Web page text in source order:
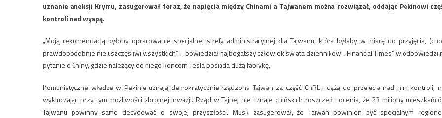
uznanie aneksji Krymu, zasugerował teraz, że napięcia między Chinami a Tajwanem można rozwiązać, oddając Pekinowi
kontroli nad wyspą.
„Moją rekomendacją byłoby opracowanie specjalnej strefy administracyjnej dla Tajwanu, która byłaby w miarę do przyjęcia,
prawdopodobnie nie uszczęśliwi wszystkich” – powiedział najbogatszy człowiek świata dziennikowi „Financial Times” w odpowiedzi
pytanie o Chiny, gdzie należący do niego koncern Tesla posiada dużą fabrykę.
Komunistyczne władze w Pekinie uznają demokratycznie rządzony Tajwan za część ChRL i dążą do przejęcia nad nim kontroli,
wykluczając przy tym możliwości zbrojnej inwazji. Rząd w Tajpej nie uznaje chińskich roszczeń i ocenia, że 23 miliony
Tajwanu powinny same decydować o swojej przyszłości. Musk zasugerował, że Tajwan powinien być specjalnym